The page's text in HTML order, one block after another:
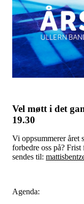
Vel møtt i det
19.30
Vi oppsummerer året
forbedre oss på?
sendes til:
Agenda: